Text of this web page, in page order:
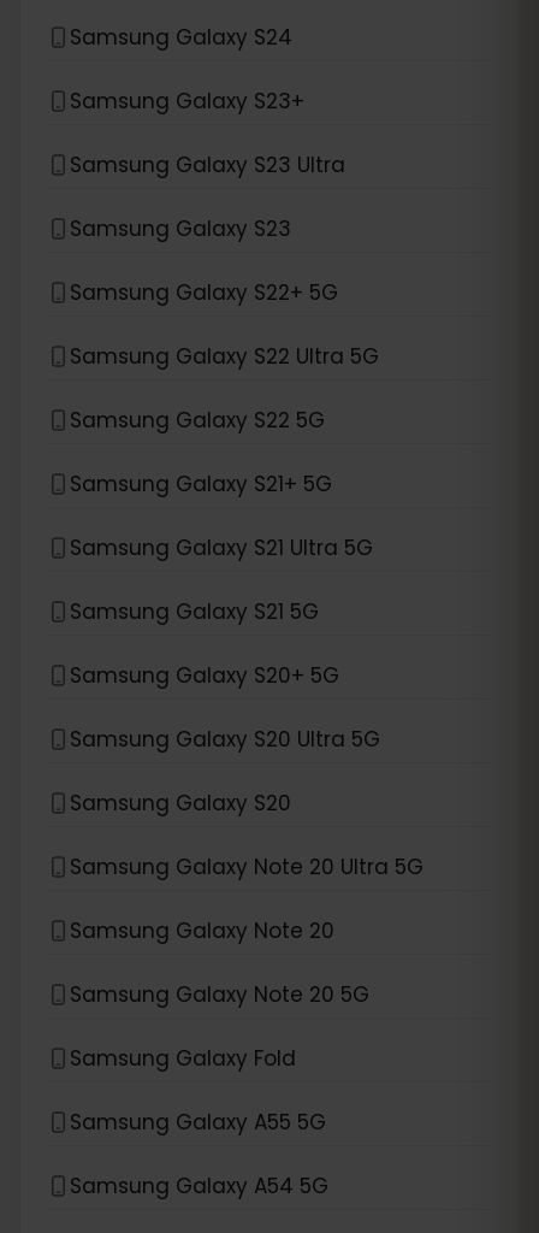
Samsung Galaxy S24
Samsung Galaxy S23+
Samsung Galaxy S23 Ultra
Samsung Galaxy S23
Samsung Galaxy S22+ 5G
Samsung Galaxy S22 Ultra 5G
Samsung Galaxy S22 5G
Samsung Galaxy S21+ 5G
Samsung Galaxy S21 Ultra 5G
Samsung Galaxy S21 5G
Samsung Galaxy S20+ 5G
Samsung Galaxy S20 Ultra 5G
Samsung Galaxy S20
Samsung Galaxy Note 20 Ultra 5G
Samsung Galaxy Note 20
Samsung Galaxy Note 20 5G
Samsung Galaxy Fold
Samsung Galaxy A55 5G
Samsung Galaxy A54 5G